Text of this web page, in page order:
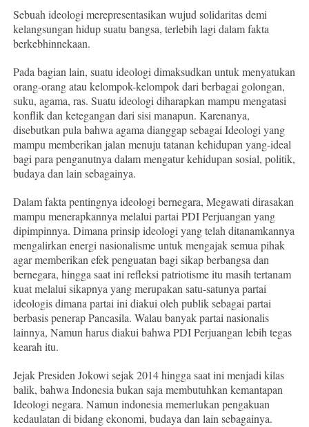
Sebuah ideologi merepresentasikan wujud solidaritas demi
kelangsungan hidup suatu bangsa, terlebih lagi dalam fakta
berkebhinnekaan.
Pada bagian lain, suatu ideologi dimaksudkan untuk menyatukan
orang-orang atau kelompok-kelompok dari berbagai golongan,
suku, agama, ras. Suatu ideologi diharapkan mampu mengatasi
konflik dan ketegangan dari sisi manapun. Karenanya,
disebutkan pula bahwa agama dianggap sebagai Ideologi yang
mampu memberikan jalan menuju tatanan kehidupan yang-ideal
bagi para penganutnya dalam mengatur kehidupan sosial, politik,
budaya dan lain sebagainya.
Dalam fakta pentingnya ideologi bernegara, Megawati dirasakan
mampu menerapkannya melalui partai PDI Perjuangan yang
dipimpinnya. Dimana prinsip ideologi yang telah ditanamkannya
mengalirkan energi nasionalisme untuk mengajak semua pihak
agar memberikan efek penguatan bagi sikap berbangsa dan
bernegara, hingga saat ini refleksi patriotisme itu masih tertanam
kuat melalui sikapnya yang merupakan satu-satunya partai
ideologis dimana partai ini diakui oleh publik sebagai partai
berbasis penerap Pancasila. Walau banyak partai nasionalis
lainnya, Namun harus diakui bahwa PDI Perjuangan lebih tegas
kearah itu.
Jejak Presiden Jokowi sejak 2014 hingga saat ini menjadi kilas
balik, bahwa Indonesia bukan saja membutuhkan kemantapan
Ideologi negara. Namun indonesia memerlukan pengakuan
kedaulatan di bidang ekonomi, budaya dan lain sebagainya.